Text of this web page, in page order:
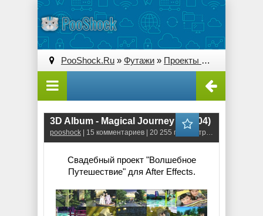
PooShock.Ru » Футажи » Проекты After Effects
3D Album - Magical Journey (3D004)
pooshock | 15 комментариев | 20 255 просмотров
Свадебный проект "Волшебное
Путешествие" для After Effects.